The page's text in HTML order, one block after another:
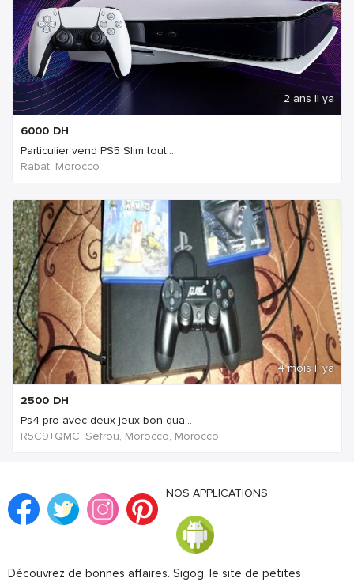
2 ans Il ya
6000 DH
Particulier vend PS5 Slim tout...
Rabat, Morocco
4 mois Il ya
2500 DH
Ps4 pro avec deux jeux bon qua...
R5C9+QMC, Sefrou, Morocco, Morocco
NOS APPLICATIONS
Découvrez de bonnes affaires. Sigog, le site de petites